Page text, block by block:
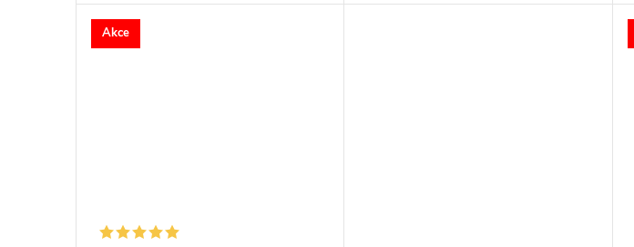
t
d
u
Akce